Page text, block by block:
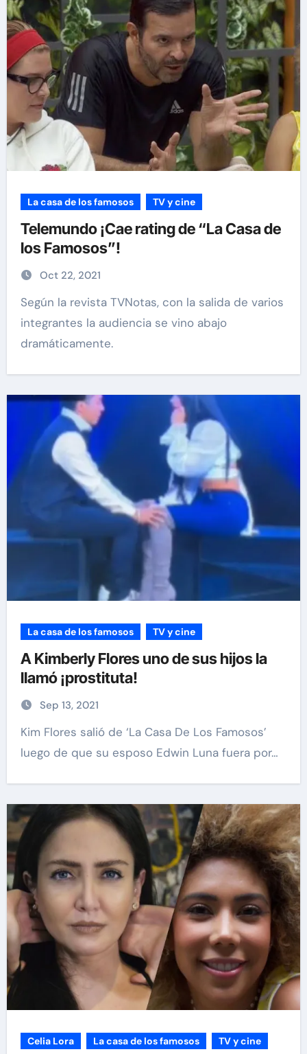
La casa de los famosos TV y cine
Telemundo ¡Cae rating de “La Casa de
los Famosos”!
Oct 22, 2021
Según la revista TVNotas, con la salida de varios
integrantes la audiencia se vino abajo
dramáticamente.
La casa de los famosos TV y cine
A Kimberly Flores uno de sus hijos la
llamó ¡prostituta!
Sep 13, 2021
Kim Flores salió de ‘La Casa De Los Famosos’
luego de que su esposo Edwin Luna fuera por…
Celia Lora La casa de los famosos TV y cine